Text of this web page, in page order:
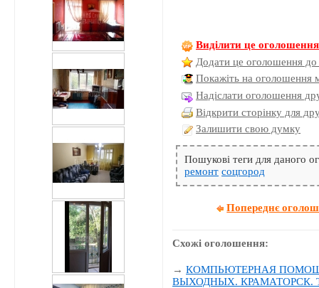
Виділити це оголошення
Додати це оголошення до
Покажіть на оголошення
Надіслати оголошення
Відкрити сторінку для
Залишити свою думку
Пошукові теги для даного
ремонт соцгород
Попереднє
Схожі оголошення:
→КОМПЬЮТЕРНАЯ
ВЫХОДНЫХ. КРАМАТОРСК.